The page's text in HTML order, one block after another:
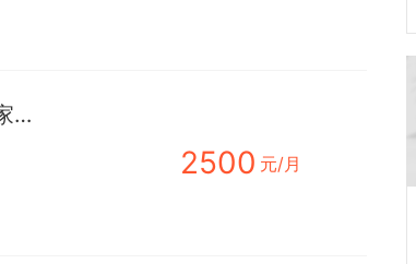
五棵松 培英 首汇科技园 京铁家园南向大主卧带阳台 两家一卫
2500 元/月